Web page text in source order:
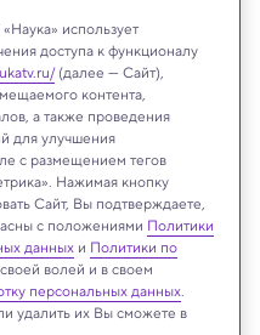
использует
доступа к функционалу
(далее — Сайт),
контента,
а также проведения
для улучшения
с размещением тегов
Нажимая кнопку
Сайт, Вы подтверждаете,
с положениями Политики
данных и Политики по
волей и в своем
персональных данных.
удалить их Вы сможете в